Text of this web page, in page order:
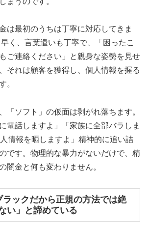
は最初のうちは丁寧に対応してきま
く、言葉遣いも丁寧で、「困ったこ
ご連絡ください」と親身な姿勢を見せ
それは顧客を獲得し、個人情報を握る
。
「ソフト」の仮面は剥がれ落ちます。
電話しますよ」「家族に全部バラしま
情報を晒しますよ」精神的に追い詰
です。物理的な暴力がないだけで、精
闇金と何も変わりません。
ックだから正規の方法では絶
い」と諦めている